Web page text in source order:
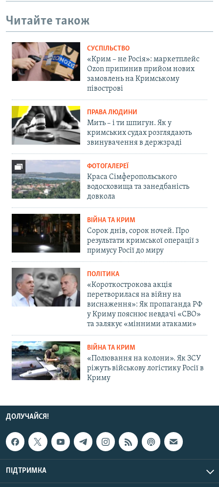
Читайте також
СУСПІЛЬСТВО
«Крим – не Росія»: маркетплейс
Ozon припинив прийом нових
замовлень на Кримському
півострові
ПРАВА ЛЮДИНИ
Мить – і ти шпигун. Як у
кримських судах розглядають
звинувачення в держзраді
ФОТОГАЛЕРЕЇ
Краса Сімферопольського
водосховища та занедбаність
довкола
ВІЙНА ТА КРИМ
Сорок днів, сорок ночей. Про
результати кримської операції з
примусу Росії до миру
ПОЛІТИКА
«Короткострокова акція
перетворилася на війну на
виснаження»: Як пропаганда РФ
у Криму пояснює невдачі «СВО»
та залякує «мінними атаками»
ВІЙНА ТА КРИМ
«Полювання на колони». Як ЗСУ
ріжуть військову логістику Росії в
Криму
ДОЛУЧАЙСЯ!
ПІДТРИМКА